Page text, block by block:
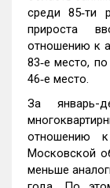
среди 85‑ти
прироста
отношению к
83‑е место,
46‑е место.
За январь-
отношению
Московской
меньше